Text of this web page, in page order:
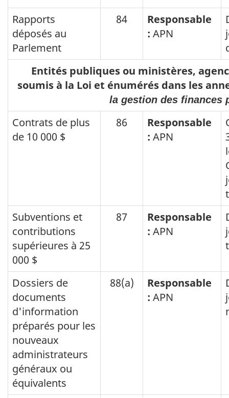
Rapports
déposés au
Parlement
84
Responsable
: APN
Entités publiques ou ministères,
soumis à la Loi et énumérés dans les
la gestion des finances
Contrats de plus
de 10 000 $
86
Responsable
: APN
Subventions et
contributions
supérieures à 25
000 $
87
Responsable
: APN
Dossiers de
documents
d'information
préparés pour les
nouveaux
administrateurs
généraux ou
équivalents
88(a)
Responsable
: APN